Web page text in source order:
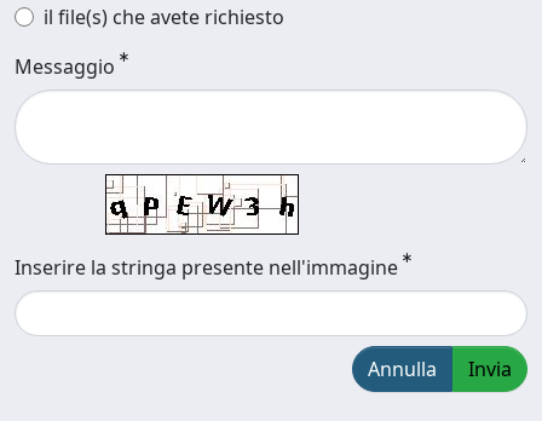
il file(s) che avete richiesto
Messaggio
Inserire la stringa presente nell'immagine
Annulla Invia